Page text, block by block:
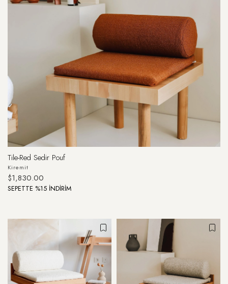
Tile-Red Sedir Pouf
Kiremit
$1,830.00
SEPETTE %15 İNDİRİM